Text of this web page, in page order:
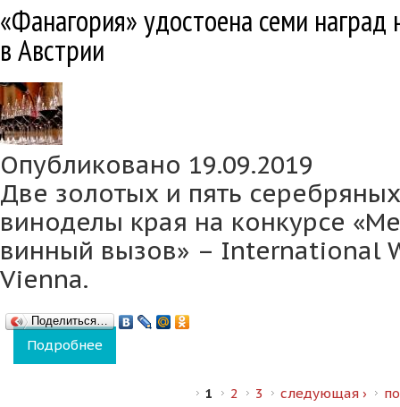
«Фанагория» удостоена семи
в Австрии
Опубликовано 19.09.2019
Две золотых и пять
виноделы края на конкурсе
винный вызов» – International
Vienna.
Поделиться…
Подробнее
1 2 3 следующая ›